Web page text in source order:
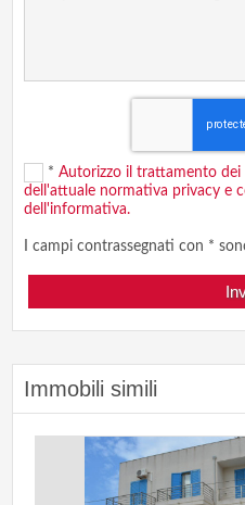
*Autorizzo il trattamento dei
dell'attuale normativa privacy e
dell'informativa.
I campi contrassegnati con *
Immobili simili